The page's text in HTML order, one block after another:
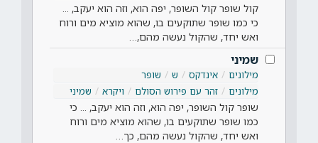
קול שופר קול השופר, יפה הוא, וזה הוא יעקב, ...
כי כמו שופר שתוקעים בו, שהוא מוציא מים ורוח
ואש יחד, שהקול נעשה מהם,…
שמיני
מילונים אינדקס ש
שופר
מילונים
זהר עם פירוש הסולם ויקרא שמיני
שופר קול השופר, יפה הוא, וזה הוא יעקב, ... כי
כמו שופר שתוקעים בו, שהוא מוציא מים ורוח
ואש יחד, שהקול נעשה מהם, כך…